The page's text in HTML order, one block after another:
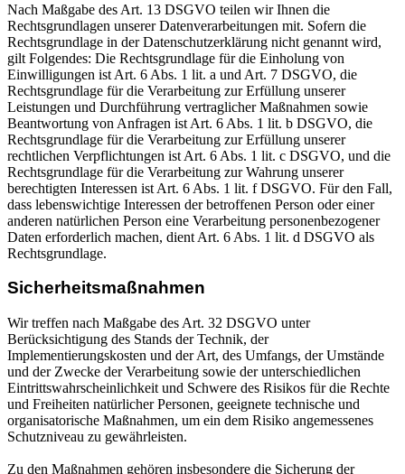
Nach Maßgabe des Art. 13 DSGVO teilen wir Ihnen die
Rechtsgrundlagen unserer Datenverarbeitungen mit. Sofern die
Rechtsgrundlage in der Datenschutzerklärung nicht genannt wird,
gilt Folgendes: Die Rechtsgrundlage für die Einholung von
Einwilligungen ist Art. 6 Abs. 1 lit. a und Art. 7 DSGVO, die
Rechtsgrundlage für die Verarbeitung zur Erfüllung unserer
Leistungen und Durchführung vertraglicher Maßnahmen sowie
Beantwortung von Anfragen ist Art. 6 Abs. 1 lit. b DSGVO, die
Rechtsgrundlage für die Verarbeitung zur Erfüllung unserer
rechtlichen Verpflichtungen ist Art. 6 Abs. 1 lit. c DSGVO, und die
Rechtsgrundlage für die Verarbeitung zur Wahrung unserer
berechtigten Interessen ist Art. 6 Abs. 1 lit. f DSGVO. Für den Fall,
dass lebenswichtige Interessen der betroffenen Person oder einer
anderen natürlichen Person eine Verarbeitung personenbezogener
Daten erforderlich machen, dient Art. 6 Abs. 1 lit. d DSGVO als
Rechtsgrundlage.
Sicherheitsmaßnahmen
Wir treffen nach Maßgabe des Art. 32 DSGVO unter
Berücksichtigung des Stands der Technik, der
Implementierungskosten und der Art, des Umfangs, der Umstände
und der Zwecke der Verarbeitung sowie der unterschiedlichen
Eintrittswahrscheinlichkeit und Schwere des Risikos für die Rechte
und Freiheiten natürlicher Personen, geeignete technische und
organisatorische Maßnahmen, um ein dem Risiko angemessenes
Schutzniveau zu gewährleisten.
Zu den Maßnahmen gehören insbesondere die Sicherung der